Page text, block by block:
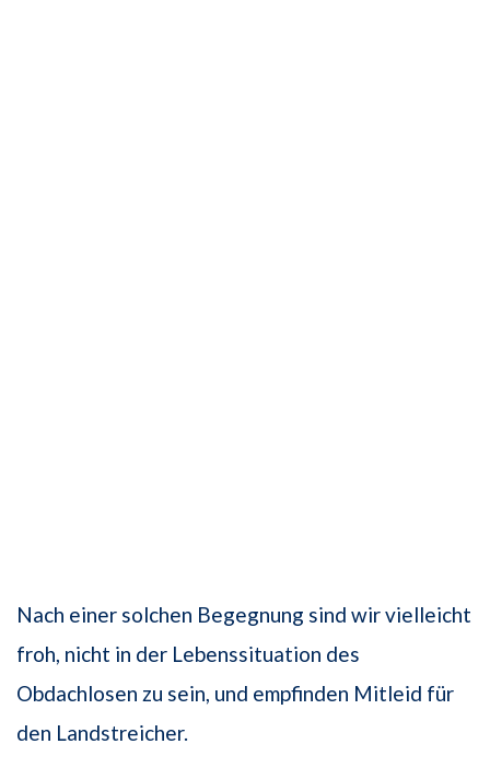
Nach einer solchen Begegnung sind wir vielleicht
froh, nicht in der Lebenssituation des
Obdachlosen zu sein, und empfinden Mitleid für
den Landstreicher.